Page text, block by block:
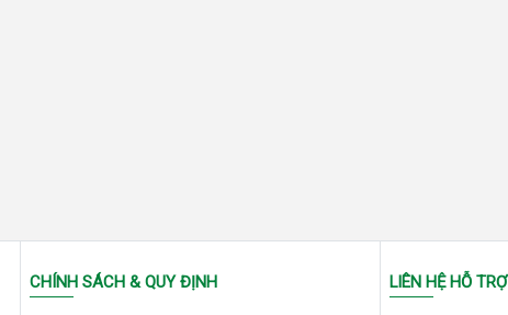
CHÍNH SÁCH & QUY ĐỊNH LIÊN HỆ HỖ TRỢ